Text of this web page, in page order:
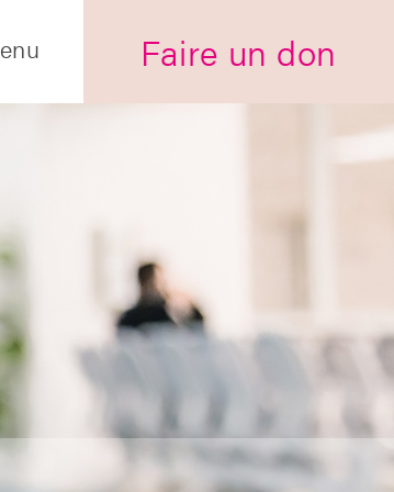
Faire un don